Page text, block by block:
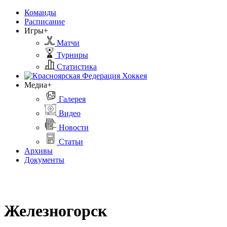
Команды
Расписание
Игры+
Матчи
Турниры
Статистика
Медиа+
Галерея
Видео
Новости
Статьи
Архивы
Документы
Железногорск